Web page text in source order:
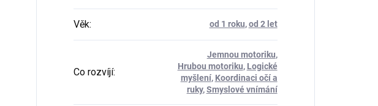
Věk: od 1 roku,od 2 let
Co rozvíjí:
Jemnou motoriku,
Hrubou motoriku, Logické
myšlení, Koordinaci očí a
ruky,Smyslové vnímání